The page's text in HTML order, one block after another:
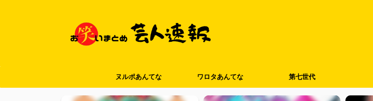
ヌルポあんてな ワロタあんてな 第七世代